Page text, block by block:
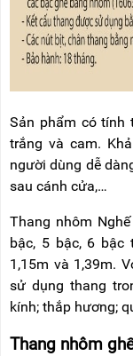
Sản phẩm có tính
trắng và cam.
người dùng dễ
sau cánh cửa,…
Thang nhôm
bậc, 5 bậc, 6 bậc
1,15m và 1,39m.
sử dụng thang
kính; thắp hương;
Thang nhôm